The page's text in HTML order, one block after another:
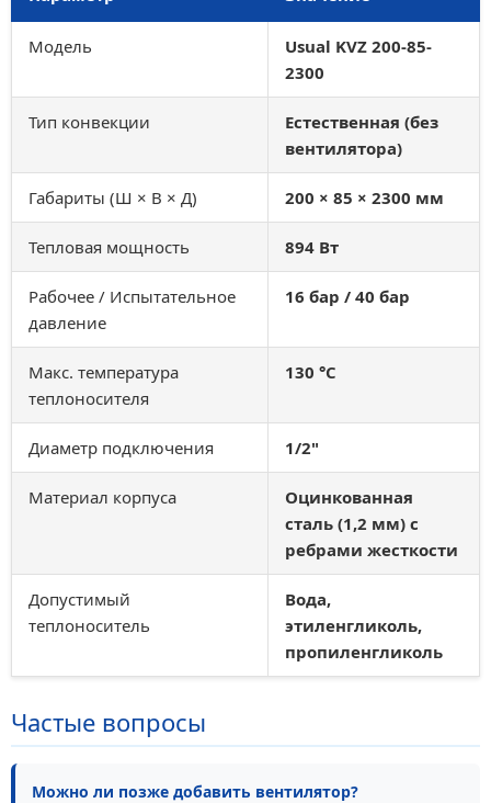
Модель
Usual KVZ 200-85-
2300
Тип конвекции
Естественная (без
вентилятора)
Габариты (Ш × В × Д) 200 × 85 × 2300 мм
Тепловая мощность 894 Вт
Рабочее / Испытательное
давление
16 бар / 40 бар
Макс. температура
теплоносителя
130 °C
Диаметр подключения 1/2"
Материал корпуса
Оцинкованная
сталь (1,2 мм) с
ребрами жесткости
Допустимый
теплоноситель
Вода,
этиленгликоль,
пропиленгликоль
Частые вопросы
Можно ли позже добавить вентилятор?